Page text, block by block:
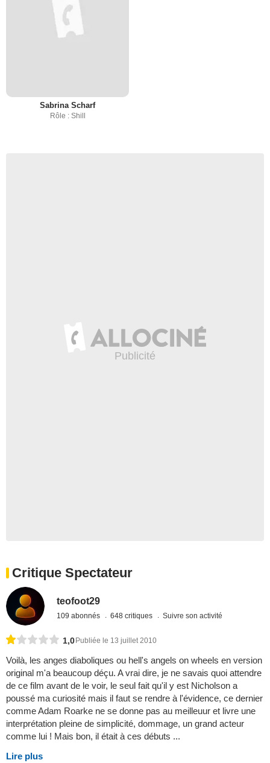
Sabrina Scharf
Rôle : Shill
Critique Spectateur
teofoot29
109 abonnés 648 critiques Suivre son activité
1,0 Publiée le 13 juillet 2010
Voilà, les anges diaboliques ou hell's angels on wheels en version
original m'a beaucoup déçu. A vrai dire, je ne savais quoi attendre
de ce film avant de le voir, le seul fait qu'il y est Nicholson a
poussé ma curiosité mais il faut se rendre à l'évidence, ce dernier
comme Adam Roarke ne se donne pas au meilleuur et livre une
interprétation pleine de simplicité, dommage, un grand acteur
comme lui ! Mais bon, il était à ces débuts ...
Lire plus